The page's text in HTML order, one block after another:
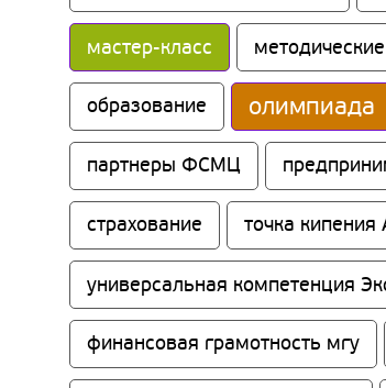
мастер-класс
образование олимпиада
партнеры ФСМЦ
страхование точка кипения
универсальная компетенция
финансовая грамотность мгу